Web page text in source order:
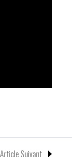
Article Suivant